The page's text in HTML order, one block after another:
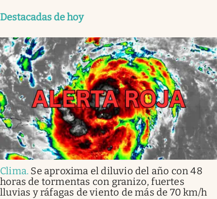
Destacadas de hoy
Clima. Se aproxima el diluvio del año con 48
horas de tormentas con granizo, fuertes
lluvias y ráfagas de viento de más de 70 km/h